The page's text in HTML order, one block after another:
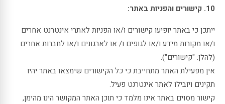
10. קישורים והפניות באתר:
ייתכן כי באתר יופיעו קישורים ו/או הפניות לאתרי אינטרנט אחרים
ו/או מקורות מידע ו/או לגופים ו/ או לארגונים ו/או לחברות אחרים
(להלן: "קישורים").
אין מפעילת האתר מתחייבת כי כל הקישורים שימצאו באתר יהיו
תקינים ויובילו לאתר אינטרנט פעיל.
קישור מסוים באתר אינו מלמד כי תוכן האתר המקושר הינו מהימן,